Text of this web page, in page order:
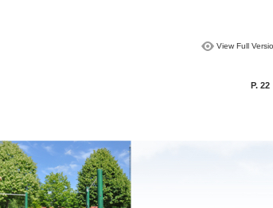
View Full
P. 22